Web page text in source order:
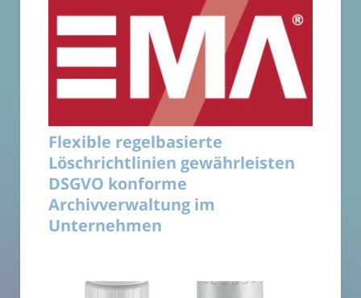
Flexible regelbasierte
Löschrichtlinien gewährleisten
DSGVO konforme
Archivverwaltung im
Unternehmen